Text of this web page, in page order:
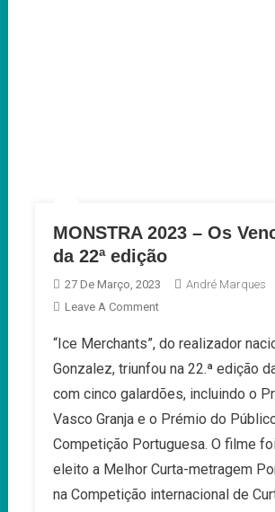
MONSTRA 2023 – Os
da 22ª edição
27 De Março, 2023
André Marques
Leave A CommentOn
2023
–
Os
22ª
Edição
“Ice Merchants”, do realizador
Gonzalez, triunfou na 22.ª edição
com cinco galardões, incluindo o
Vasco Granja e o Prémio do
Competição Portuguesa. O filme
eleito a Melhor Curta-metragem
na Competição internacional de